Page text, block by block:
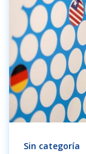
Sin categoría